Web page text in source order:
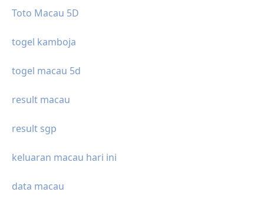
Toto Macau 5D
togel kamboja
togel macau 5d
result macau
result sgp
keluaran macau hari ini
data macau